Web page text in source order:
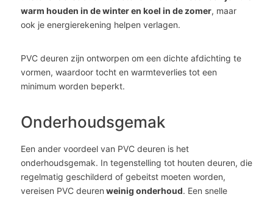
warm houden in de winter en koel in de zomer, maar
ook je energierekening helpen verlagen.
PVC deuren zijn ontworpen om een dichte afdichting te
vormen, waardoor tocht en warmteverlies tot een
minimum worden beperkt.
Onderhoudsgemak
Een ander voordeel van PVC deuren is het
onderhoudsgemak. In tegenstelling tot houten deuren, die
regelmatig geschilderd of gebeitst moeten worden,
vereisen PVC deuren weinig onderhoud. Een snelle